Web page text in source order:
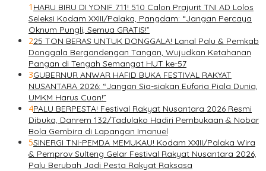
1 HARU BIRU DI YONIF 711! 510 Calon Prajurit TNI AD Lolos
Seleksi Kodam XXIII/Palaka, Pangdam: “Jangan Percaya
Oknum Pungli, Semua GRATIS!”
225 TON BERAS UNTUK DONGGALA! Lanal Palu & Pemkab
Donggala Bergandengan Tangan, Wujudkan Ketahanan
Pangan di Tengah Semangat HUT ke-57
3GUBERNUR ANWAR HAFID BUKA FESTIVAL RAKYAT
NUSANTARA 2026: “Jangan Sia-siakan Euforia Piala Dunia,
UMKM Harus Cuan!”
4PALU BERPESTA! Festival Rakyat Nusantara 2026 Resmi
Dibuka, Danrem 132/Tadulako Hadiri Pembukaan & Nobar
Bola Gembira di Lapangan Imanuel
5SINERGI TNI-PEMDA MEMUKAU! Kodam XXIII/Palaka Wira
& Pemprov Sulteng Gelar Festival Rakyat Nusantara 2026,
Palu Berubah Jadi Pesta Rakyat Raksasa